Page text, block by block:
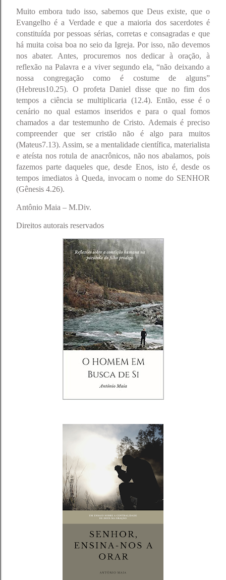
Muito embora tudo isso, sabemos que Deus existe, que o
Evangelho é a Verdade e que a maioria dos sacerdotes é
constituída por pessoas sérias, corretas e consagradas e que
há muita coisa boa no seio da Igreja. Por isso, não devemos
nos abater. Antes, procuremos nos dedicar à oração, à
reflexão na Palavra e a viver segundo ela, “não deixando a
nossa congregação como é costume de alguns”
(Hebreus10.25). O profeta Daniel disse que no fim dos
tempos a ciência se multiplicaria (12.4). Então, esse é o
cenário no qual estamos inseridos e para o qual fomos
chamados a dar testemunho de Cristo. Ademais é preciso
compreender que ser cristão não é algo para muitos
(Mateus7.13). Assim, se a mentalidade científica, materialista
e ateísta nos rotula de anacrônicos, não nos abalamos, pois
fazemos parte daqueles que, desde Enos, isto é, desde os
tempos imediatos à Queda, invocam o nome do SENHOR
(Gênesis 4.26).
Antônio Maia – M.Div.
Direitos autorais reservados